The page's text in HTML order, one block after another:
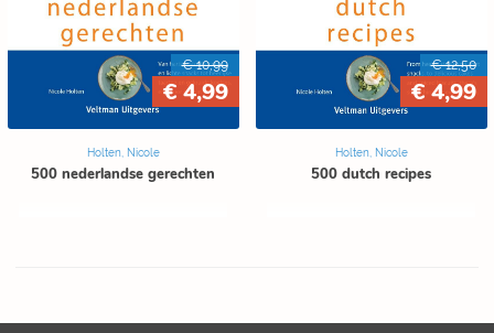
€ 10,99
€ 4,99
Holten, Nicole
500 nederlandse gerechten
€ 12,50
€ 4,99
Holten, Nicole
500 dutch recipes